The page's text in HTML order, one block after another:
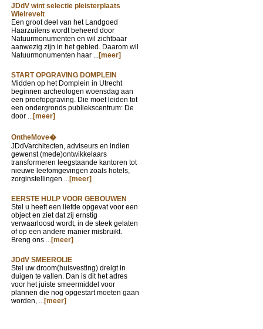
JDdV wint selectie pleisterplaats
Wielrevelt
Een groot deel van het Landgoed
Haarzuilens wordt beheerd door
Natuurmonumenten en wil zichtbaar
aanwezig zijn in het gebied. Daarom wil
Natuurmonumenten haar ...[meer]
START OPGRAVING DOMPLEIN
Midden op het Domplein in Utrecht
beginnen archeologen woensdag aan
een proefopgraving. Die moet leiden tot
een ondergronds publiekscentrum: De
door ...[meer]
OntheMove�
JDdVarchitecten, adviseurs en indien
gewenst (mede)ontwikkelaars
transformeren leegstaande kantoren tot
nieuwe leefomgevingen zoals hotels,
zorginstellingen ...[meer]
EERSTE HULP VOOR GEBOUWEN
Stel u heeft een liefde opgevat voor een
object en ziet dat zij ernstig
verwaarloosd wordt, in de steek gelaten
of op een andere manier misbruikt.
Breng ons ...[meer]
JDdV SMEEROLIE
Stel uw droom(huisvesting) dreigt in
duigen te vallen. Dan is dit het adres
voor het juiste smeermiddel voor
plannen die nog opgestart moeten gaan
worden, ...[meer]